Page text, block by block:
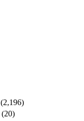
(2,196)
(20)